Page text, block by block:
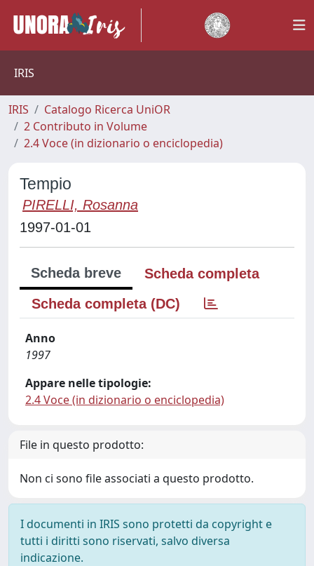
IRIS
IRIS
Catalogo Ricerca UniOR
2 Contributo in Volume
2.4 Voce (in dizionario o enciclopedia)
Tempio
PIRELLI, Rosanna
1997-01-01
Scheda breve
Scheda completa
Scheda completa (DC)
Anno
1997
Appare nelle tipologie:
2.4 Voce (in dizionario o enciclopedia)
File in questo prodotto:
Non ci sono file associati a questo prodotto.
I documenti in IRIS sono protetti da copyright e
tutti i diritti sono riservati, salvo diversa
indicazione.